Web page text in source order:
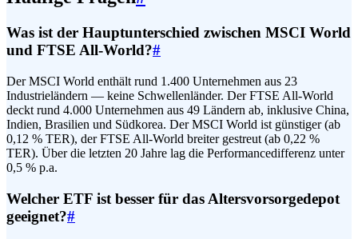
Was ist der Hauptunterschied zwischen MSCI World
und FTSE All-World?#
Der MSCI World enthält rund 1.400 Unternehmen aus 23
Industrieländern — keine Schwellenländer. Der FTSE All-World
deckt rund 4.000 Unternehmen aus 49 Ländern ab, inklusive China,
Indien, Brasilien und Südkorea. Der MSCI World ist günstiger (ab
0,12 % TER), der FTSE All-World breiter gestreut (ab 0,22 %
TER). Über die letzten 20 Jahre lag die Performancedifferenz unter
0,5 % p.a.
Welcher ETF ist besser für das Altersvorsorgedepot
geeignet?#